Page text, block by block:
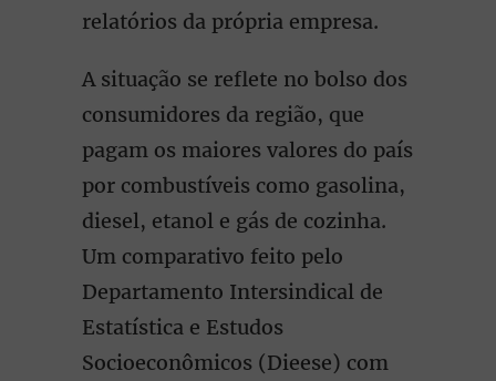
relatórios da própria empresa.
A situação se reflete no bolso dos
consumidores da região, que
pagam os maiores valores do país
por combustíveis como gasolina,
diesel, etanol e gás de cozinha.
Um comparativo feito pelo
Departamento Intersindical de
Estatística e Estudos
Socioeconômicos (Dieese) com